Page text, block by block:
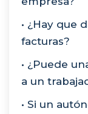
• ¿Hay que
facturas?
• ¿Puede
a un
• Si un